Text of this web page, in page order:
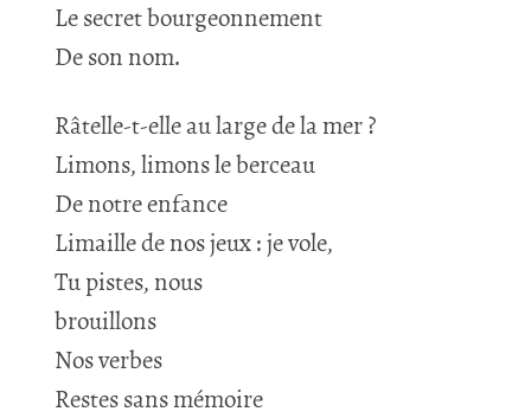
Le secret bourgeonnement
De son nom.
Râtelle-t-elle au large de la mer ?
Limons, limons le berceau
De notre enfance
Limaille de nos jeux : je vole,
Tu pistes, nous
brouillons
Nos verbes
Restes sans mémoire